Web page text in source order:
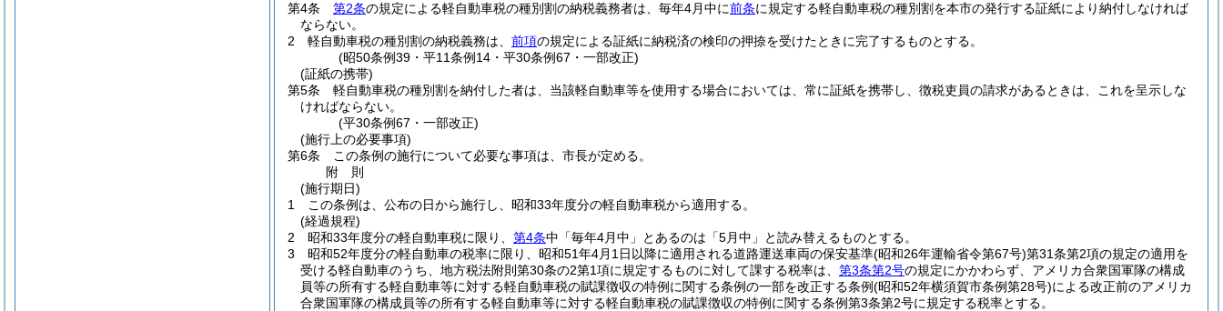
第4条
第2条の規定による軽自動車税の種別割の納税義務者は、毎年4月中に前条に規定する軽自動車税の種別割を本市の発行する証紙により納付しなければ
ならない。
2
軽自動車税の種別割の納税義務は、 前項の規定による証紙に納税済の検印の押捺を受けたときに完了するものとする。
(昭50条例39・平11条例14・平30条例67・一部改正)
(証紙の携帯)
第5条
軽自動車税の種別割を納付した者は、当該軽自動車等を使用する場合においては、常に証紙を携帯し、徴税吏員の請求があるときは、これを呈示しな
ければならない。
(平30条例67・一部改正)
(施行上の必要事項)
第6条
この条例の施行について必要な事項は、市長が定める。
附 則
(施行期日)
1
この条例は、公布の日から施行し、昭和33年度分の軽自動車税から適用する。
(経過規程)
2
昭和33年度分の軽自動車税に限り、 第4条中「毎年4月中」とあるのは「5月中」と読み替えるものとする。
3
昭和52年度分の軽自動車の税率に限り、昭和51年4月1日以降に適用される道路運送車両の保安基準(昭和26年運輸省令第67号)第31条第2項の規定の適用を
受ける軽自動車のうち、地方税法附則第30条の2第1項に規定するものに対して課する税率は、 第3条第2号の規定にかかわらず、アメリカ合衆国軍隊の構成
員等の所有する軽自動車等に対する軽自動車税の賦課徴収の特例に関する条例の一部を改正する条例(昭和52年横須賀市条例第28号)による改正前のアメリカ
合衆国軍隊の構成員等の所有する軽自動車等に対する軽自動車税の賦課徴収の特例に関する条例第3条第2号に規定する税率とする。